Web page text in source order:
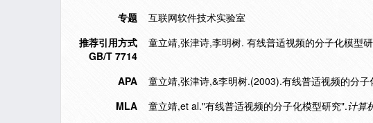
专题
互联网软件技术实验室
推荐引用方式
GB/T 7714
童立靖,张津诗,李明树. 有线普适视频的分子化模型
APA 童立靖,张津诗,&李明树.(2003).有线普适视频的分子
MLA
童立靖,et al."有线普适视频的分子化模型研究".计算